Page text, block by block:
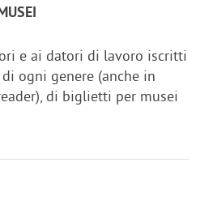
e ai datori di lavoro iscritti
ogni genere (anche in
di biglietti per musei